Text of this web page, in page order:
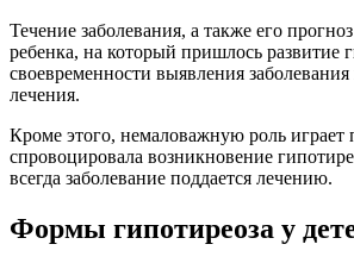
Течение заболевания, а также его прогноз
ребенка, на который пришлось развитие
своевременности выявления
лечения.
Кроме этого, немаловажную роль играет
спровоцировала возникновение
всегда заболевание поддается лечению.
Формы гипотиреоза у